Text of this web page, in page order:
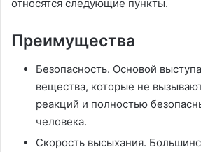
относятся следующие пункты.
Преимущества
Безопасность. Основой
вещества, которые не
реакций и полностью
человека.
Скорость высыхания.